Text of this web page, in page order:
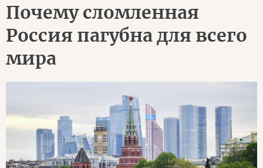
Почему сломленная
Россия пагубна для всего
мира